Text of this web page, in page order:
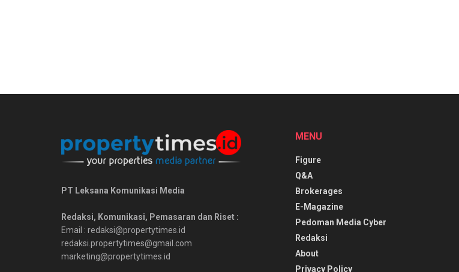
PT Leksana Komunikasi Media
Redaksi, Komunikasi, Pemasaran dan Riset :
Email : redaksi@propertytimes.id
redaksi.propertytimes@gmail.com
marketing@propertytimes.id
MENU
Figure
Q&A
Brokerages
E-Magazine
Pedoman Media Cyber
Redaksi
About
Privacy Policy